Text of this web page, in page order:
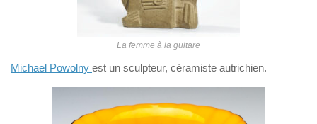
La femme à la guitare
Michael Powolny est un sculpteur, céramiste autrichien.